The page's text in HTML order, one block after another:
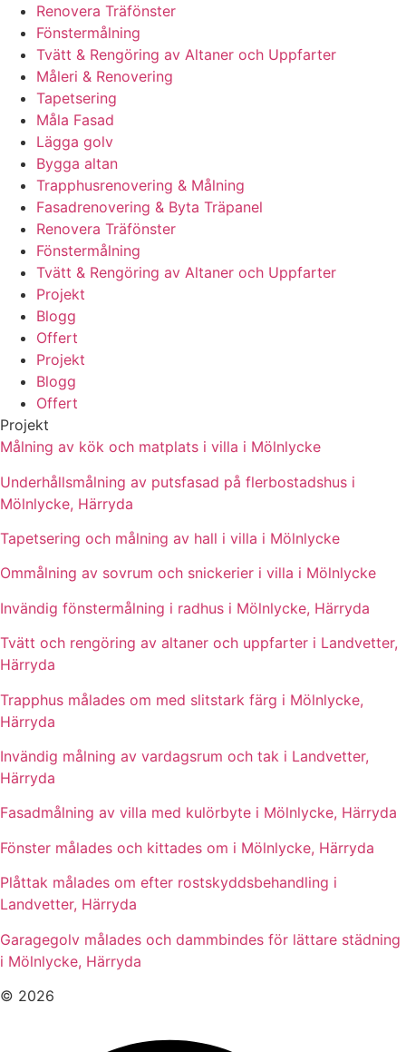
Renovera Träfönster
Fönstermålning
Tvätt & Rengöring av Altaner och Uppfarter
Måleri & Renovering
Tapetsering
Måla Fasad
Lägga golv
Bygga altan
Trapphusrenovering & Målning
Fasadrenovering & Byta Träpanel
Renovera Träfönster
Fönstermålning
Tvätt & Rengöring av Altaner och Uppfarter
Projekt
Blogg
Offert
Projekt
Blogg
Offert
Projekt
Målning av kök och matplats i villa i Mölnlycke
Underhållsmålning av putsfasad på flerbostadshus i
Mölnlycke, Härryda
Tapetsering och målning av hall i villa i Mölnlycke
Ommålning av sovrum och snickerier i villa i Mölnlycke
Invändig fönstermålning i radhus i Mölnlycke, Härryda
Tvätt och rengöring av altaner och uppfarter i Landvetter,
Härryda
Trapphus målades om med slitstark färg i Mölnlycke,
Härryda
Invändig målning av vardagsrum och tak i Landvetter,
Härryda
Fasadmålning av villa med kulörbyte i Mölnlycke, Härryda
Fönster målades och kittades om i Mölnlycke, Härryda
Plåttak målades om efter rostskyddsbehandling i
Landvetter, Härryda
Garagegolv målades och dammbindes för lättare städning
i Mölnlycke, Härryda
© 2026